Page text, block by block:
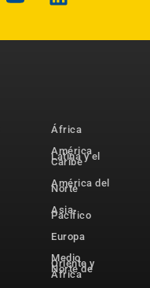
África
América
Latina y el
Caribe
América del
Norte
Asia-
Pacífico
Europa
Medio
Oriente y
Norte de
África